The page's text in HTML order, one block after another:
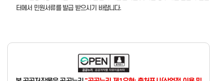
터에서 민원서류를 발급 받으시기 바랍니다.